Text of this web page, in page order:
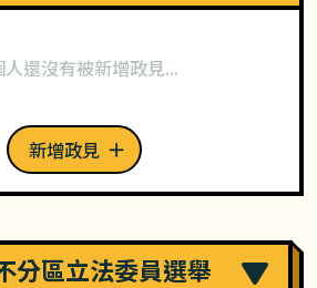
人還沒有被新增政見...
新增政見
分區立法委員選舉